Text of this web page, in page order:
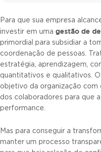
Para que sua empresa
investir em uma gestão de
primordial para subsidiar a
coordenação de pessoas.
estratégia, aprendizagem,
quantitativos e qualitativos.
objetivo da organização
dos colaboradores para que
performance.
Mas para conseguir a
manter um processo